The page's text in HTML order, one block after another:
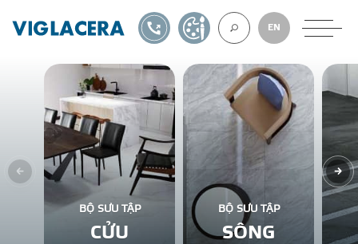
VỀ CHÚNG
GẠCH ỐP LÁT
BÊ TÔNG KHÍ
EN
1900561582TỰ THIẾT KẾ
BỘ SƯU TẬP
CỬU
BỘ SƯU TẬP
SÔNG